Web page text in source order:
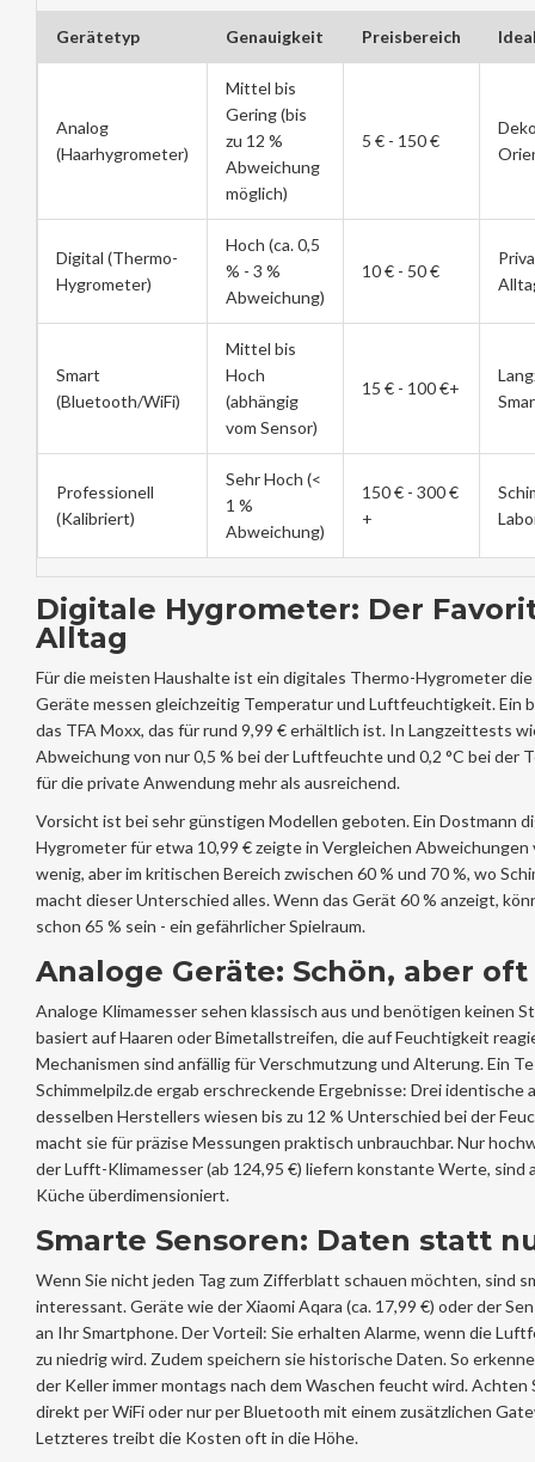
Gerätetyp Genauigkeit Preisbereich
Analog
(Haarhygrometer)
Mittel bis
Gering (bis
zu 12 %
Abweichung
möglich)
5 € - 150 €
Digital (Thermo-
Hygrometer)
Hoch (ca. 0,5
% - 3 %
Abweichung)
10 € - 50 €
Smart
(Bluetooth/WiFi)
Mittel bis
Hoch
(abhängig
vom Sensor)
15 € - 100 €+
Professionell
(Kalibriert)
Sehr Hoch (<
1 %
Abweichung)
150 € - 300 €
+
Digitale Hygrometer: Der
Alltag
Für die meisten Haushalte ist ein digitales Thermo-Hygrometerdie
Geräte messen gleichzeitig Temperatur und Luftfeuchtigkeit. Ein
das TFA Moxx, das für rund 9,99 € erhältlich ist. In Langzeittests
Abweichung von nur 0,5 % bei der Luftfeuchte und 0,2 °C bei der
für die private Anwendung mehr als ausreichend.
Vorsicht ist bei sehr günstigen Modellen geboten. Ein Dostmann
Hygrometer für etwa 10,99 € zeigte in Vergleichen Abweichungen
wenig, aber im kritischen Bereich zwischen 60 % und 70 %, wo
macht dieser Unterschied alles. Wenn das Gerät 60 % anzeigt,
schon 65 % sein - ein gefährlicher Spielraum.
Analoge Geräte: Schön, aber
Analoge Klimamesser sehen klassisch aus und benötigen keinen
basiert auf Haaren oder Bimetallstreifen, die auf Feuchtigkeit
Mechanismen sind anfällig für Verschmutzung und Alterung. Ein
Schimmelpilz.de ergab erschreckende Ergebnisse: Drei identische
desselben Herstellers wiesen bis zu 12 % Unterschied bei der
macht sie für präzise Messungen praktisch unbrauchbar. Nur
der Lufft-Klimamesser (ab 124,95 €) liefern konstante Werte, sind
Küche überdimensioniert.
Smarte Sensoren: Daten statt
Wenn Sie nicht jeden Tag zum Zifferblatt schauen möchten, sind
interessant. Geräte wie der Xiaomi Aqara (ca. 17,99 €) oder der
an Ihr Smartphone. Der Vorteil: Sie erhalten Alarme, wenn die
zu niedrig wird. Zudem speichern sie historische Daten. So
der Keller immer montags nach dem Waschen feucht wird. Achten
direkt per WiFi oder nur per Bluetooth mit einem zusätzlichen
Letzteres treibt die Kosten oft in die Höhe.